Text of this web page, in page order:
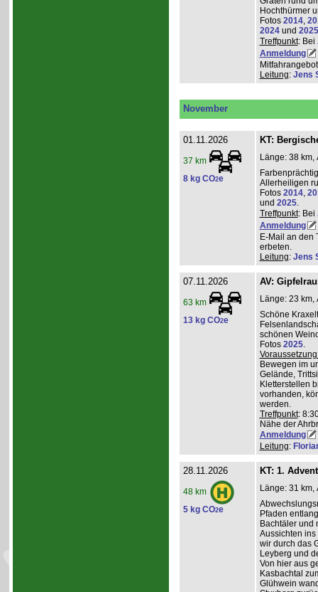
Hochthürmer
Fotos 2014,
2024und 2025
Treffpunkt: Bei
Anmeldung
Leitung: Jens
November
01.11.2026
37 km
8 kg CO2e
KT:
Länge: 38 km,
Allerheiligen
Fotos 2014,
und 2025.
Treffpunkt: Bei
Anmeldung
E-Mail an den
erbeten.
Leitung: Jens
07.11.2026
63 km
13 kg CO2e
AV:
Länge: 23 km,
Schöne
schönen
Fotos 2025.
Bewegen im
Gelände,
Kletterstellen
vorhanden,
werden.
Treffpunkt:
Nähe der
Anmeldung
Leitung:
28.11.2026
48 km
5 kg CO2e
KT: 1.
Länge: 31 km,
Pfaden
Bachtäler und
Aussichten
wir durch das
Leyberg und
Von hier aus
Kasbachtal
Glühwein